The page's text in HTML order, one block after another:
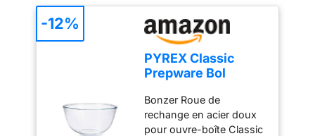
PYREX Classic
Prepware Bol
haute résistance,
Blanc, 2 L 1040933
Bonzer Roue de
rechange en acier doux
pour ouvre-boîte Classic
-12%